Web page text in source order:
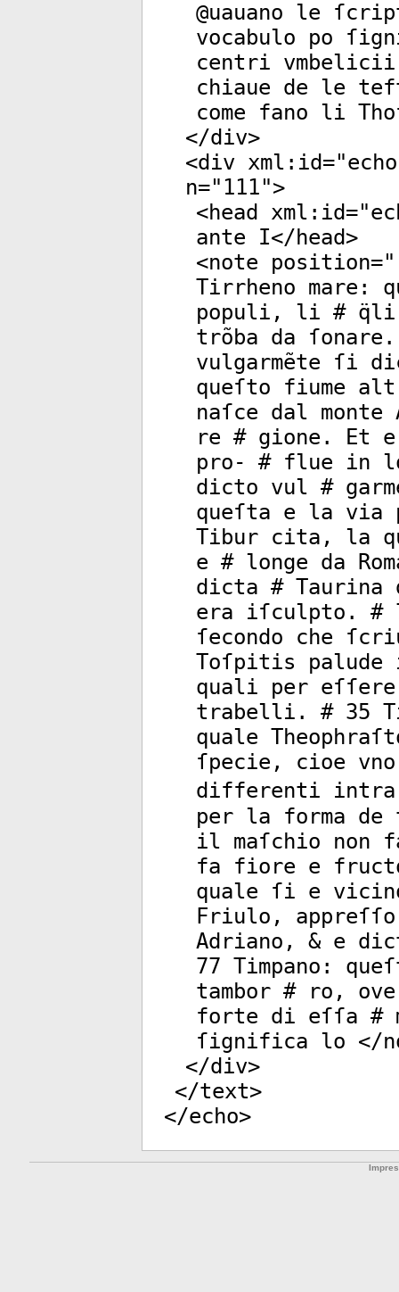
@uauano le
vocabulo po
centri
chiaue de le
come fano li
</div>
<div xml:id="
n="111">
<head xml:id="
ante I</head>
<note position="
Tirrheno mare:
populi, li # q̈li
trõba da
vulgarmẽte ſi
queſto fiume
naſce dal
re # gione. Et e
pro- # flue in
dicto vul #
queſta e la via
Tibur cita, la
e # longe da
dicta #
era iſculpto. #
ſecondo che
Toſpitis
quali per
trabelli. # 35
quale
ſpecie, cioe
differenti intra
per la forma
il maſchio non
fa fiore e
quale ſi e
Friulo,
Adriano, & e
77 Timpano:
tambor # ro,
forte di eſſa #
ſignifica lo </
</div>
</text>
</echo>